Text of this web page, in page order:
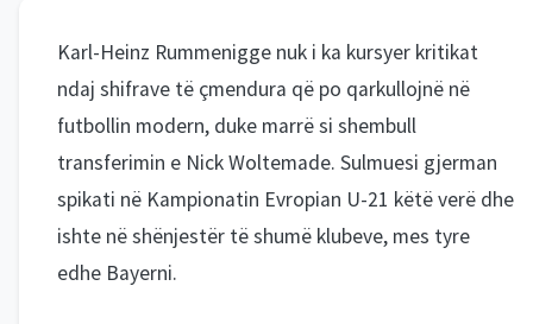
Karl-Heinz Rummenigge nuk i ka kursyer kritikat
ndaj shifrave të çmendura që po qarkullojnë në
futbollin modern, duke marrë si shembull
transferimin e Nick Woltemade. Sulmuesi gjerman
spikati në Kampionatin Evropian U-21 këtë verë dhe
ishte në shënjestër të shumë klubeve, mes tyre
edhe Bayerni.